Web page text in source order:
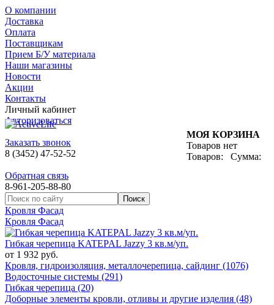
О компании
Доставка
Оплата
Поставщикам
Прием Б/У материала
Наши магазины
Новости
Акции
Контакты
Личный кабинет
Авторизоваться
МОЯ КОРЗИНА
Товаров нет
Товаров:
Сумма:
Заказать звонок
8 (3452) 47-52-52
Обратная связь
8-961-205-88-80
Кровля Фасад
Кровля Фасад
Гибкая черепица KATEPAL Jazzy 3 кв.м/уп.
от 1 932 руб.
Кровля, гидроизоляция, металлочерепица, сайдинг (1076)
Водосточные системы (291)
Гибкая черепица (20)
Доборные элементы кровли, отливы и другие изделия (48)